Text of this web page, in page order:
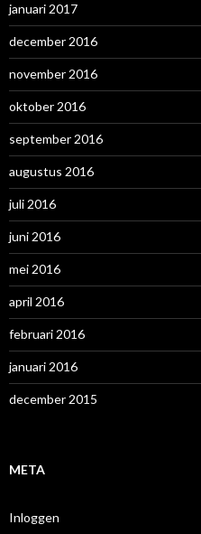
januari 2017
december 2016
november 2016
oktober 2016
september 2016
augustus 2016
juli 2016
juni 2016
mei 2016
april 2016
februari 2016
januari 2016
december 2015
META
Inloggen